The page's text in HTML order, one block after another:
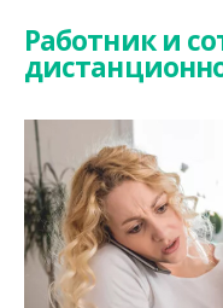
Работник и